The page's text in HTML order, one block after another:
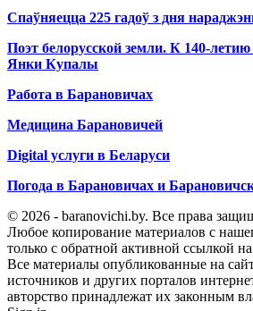
Спаўняецца 225 гадоў з дня
Поэт белорусской земли. К 140-
Янки Купалы
Работа в Барановичах
Медицина Барановичей
Digital услуги в Беларуси
Погода в Барановичах и
© 2026 - baranovichi.by. Все права
Любое копирование материалов с
только с обратной активной ссылкой
Все материалы опубликованные на
источников и других порталов
авторство принадлежат их законным